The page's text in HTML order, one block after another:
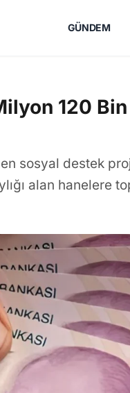
GÜNDEM
120
sosyal destek
alan hanelere